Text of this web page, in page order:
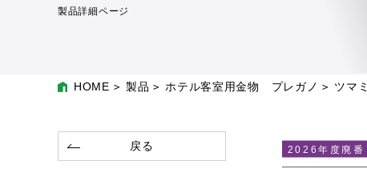
製品詳細ページ
HOME 製品 ホテル客室用金物 プレガノ ツマミ
2026年度廃番
戻る